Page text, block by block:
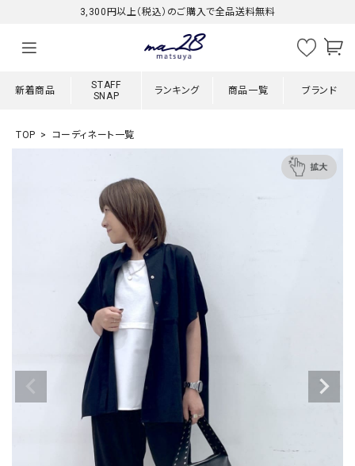
3,300円以上（税込）のご購入で全品送料無料
新着商品
STAFF
SNAP
ランキング 商品一覧 ブランド
TOP コーディネート一覧